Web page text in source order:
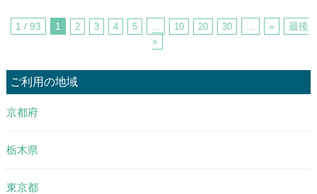
1 / 93 1 2 3 4 5 10 20 30 »
最後
»
ご利用の地域
京都府
栃木県
東京都